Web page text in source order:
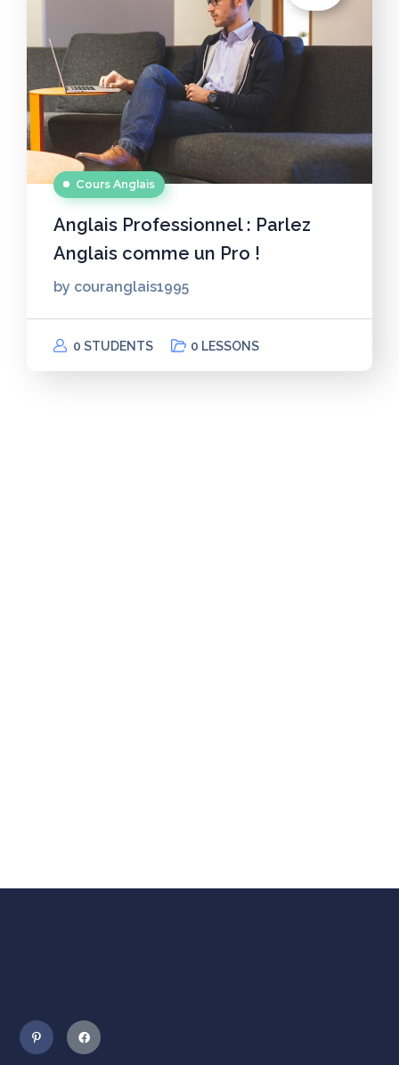
Cours Anglais
Anglais Professionnel : Parlez
Anglais comme un Pro !
by couranglais1995
0 STUDENTS 0 LESSONS